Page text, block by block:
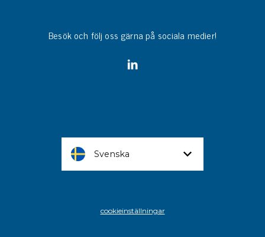
Besök och följ oss gärna på sociala medier!
Svenska
cookieinställningar